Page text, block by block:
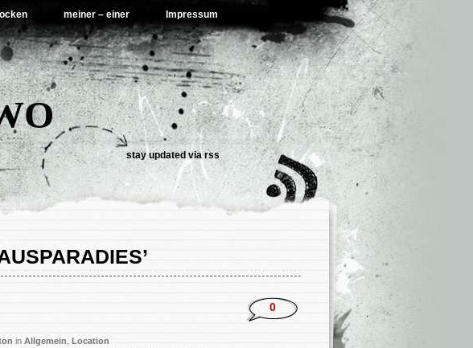
meiner – einer Impressum
stay updated viarss
in Allgemein Location
0